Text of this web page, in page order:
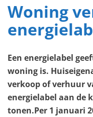
Woning
Een energielabel
woning is.
verkoop of verhuur
energielabel aan de
tonen.Per 1 januari